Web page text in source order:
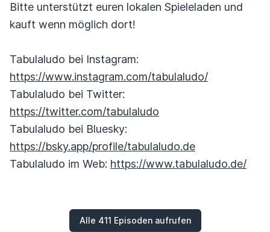
Bitte unterstützt euren lokalen Spieleladen und
kauft wenn möglich dort!
Tabulaludo bei Instagram:
https://www.instagram.com/tabulaludo/
Tabulaludo bei Twitter:
https://twitter.com/tabulaludo
Tabulaludo bei Bluesky:
https://bsky.app/profile/tabulaludo.de
Tabulaludo im Web: https://www.tabulaludo.de/
Alle 411 Episoden aufrufen